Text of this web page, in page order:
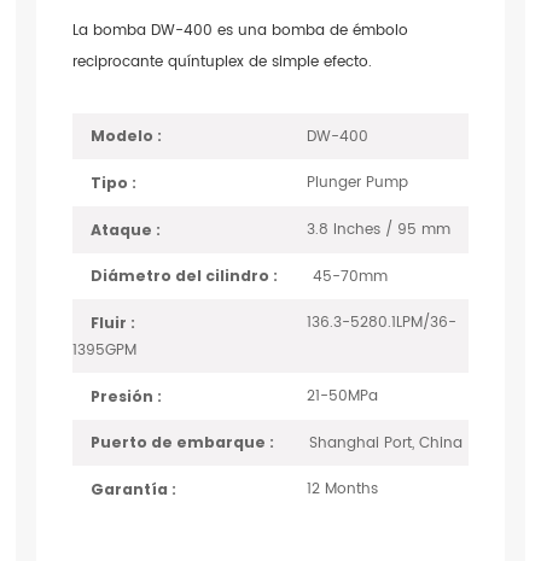
La bomba DW-400 es una bomba de émbolo
reciprocante quíntuplex de simple efecto.
Modelo : DW-400
Tipo : Plunger Pump
Ataque : 3.8 Inches / 95 mm
Diámetro del cilindro : 45-70mm
Fluir :
136.3-5280.1LPM/36-
1395GPM
Presión : 21-50MPa
Puerto de embarque : Shanghai Port, China
Garantía : 12 Months